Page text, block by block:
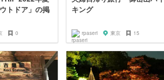
トドア」の掲
0
キング
rpaseri 東京 15